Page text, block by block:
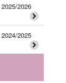
2026
2025